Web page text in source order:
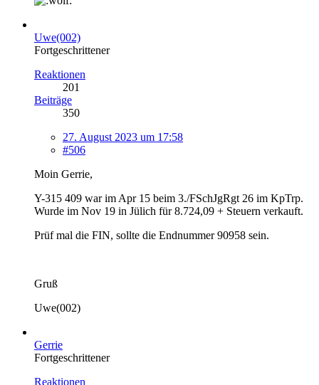
Uwe(002)
Fortgeschrittener
Reaktionen
201
Beiträge
350
27. August 2023 um 17:58
#506
Moin Gerrie,
Y-315 409 war im Apr 15 beim 3./FSchJgRgt 26 im KpTrp.
Wurde im Nov 19 in Jülich für 8.724,09 + Steuern verkauft.
Prüf mal die FIN, sollte die Endnummer 90958 sein.
Gruß
Uwe(002)
Gerrie
Fortgeschrittener
Reaktionen